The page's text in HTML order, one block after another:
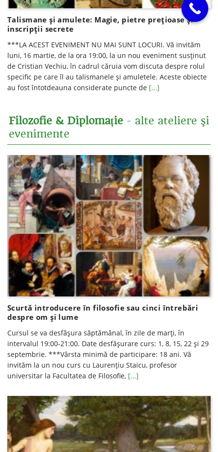
Talismane şi amulete: Magie, pietre preţioase şi
inscripţii secrete
***LA ACEST EVENIMENT NU MAI SUNT LOCURI. Vă invităm
luni, 16 martie, de la ora 19:00, la un nou eveniment susținut
de Cristian Vechiu, în cadrul căruia vom discuta despre rolul
specific pe care îl au talismanele şi amuletele. Aceste obiecte
au fost întotdeauna considerate puncte de [...]
Filozofie & Diplomație - alte ateliere şi
evenimente
Scurtă introducere în filosofie sau cinci întrebări
despre om și lume
Cursul se va desfăşura săptămânal, în zile de marţi, în
intervalul 19:00-21:00. Date desfăşurare curs: 1, 8, 15, 22 și 29
septembrie. ***Vârsta minimă de participare: 18 ani. Vă
invităm la un nou curs cu Laurențiu Staicu, profesor
universitar la Facultatea de Filosofie, [...]